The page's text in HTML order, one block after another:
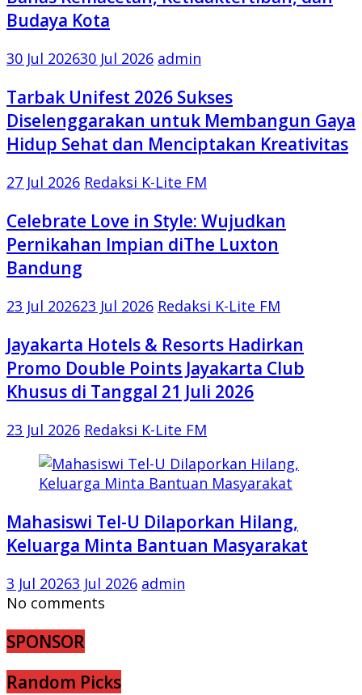
Budaya Kota
30 Jul 202630 Jul 2026 admin
Tarbak Unifest 2026 Sukses
Diselenggarakan untuk Membangun Gaya
Hidup Sehat dan Menciptakan Kreativitas
27 Jul 2026 Redaksi K-Lite FM
Celebrate Love in Style: Wujudkan
Pernikahan Impian diThe Luxton
Bandung
23 Jul 202623 Jul 2026 Redaksi K-Lite FM
Jayakarta Hotels & Resorts Hadirkan
Promo Double Points Jayakarta Club
Khusus di Tanggal 21 Juli 2026
23 Jul 2026 Redaksi K-Lite FM
Mahasiswi Tel-U Dilaporkan Hilang,
Keluarga Minta Bantuan Masyarakat
3 Jul 20263 Jul 2026 admin
No comments
SPONSOR
Random Picks